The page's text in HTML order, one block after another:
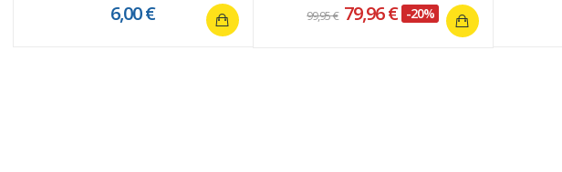
6,00 € 99,95 € 79,96 € -20%